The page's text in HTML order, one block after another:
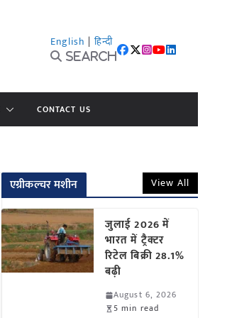
English | हिन्दी
Search
CONTACT US
एग्रीकल्चर मशीन View All
जुलाई 2026 में
भारत में ट्रैक्टर
रिटेल बिक्री 28.1%
बढ़ी
August 6, 2026
5 min read